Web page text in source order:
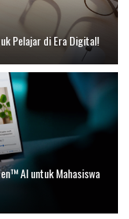
Pelajar di Era Digital!
AI untuk Mahasiswa